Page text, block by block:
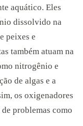
aquático. Eles
dissolvido na
peixes e
também atuam na
nitrogênio e
de algas e a
os oxigenadores
problemas como